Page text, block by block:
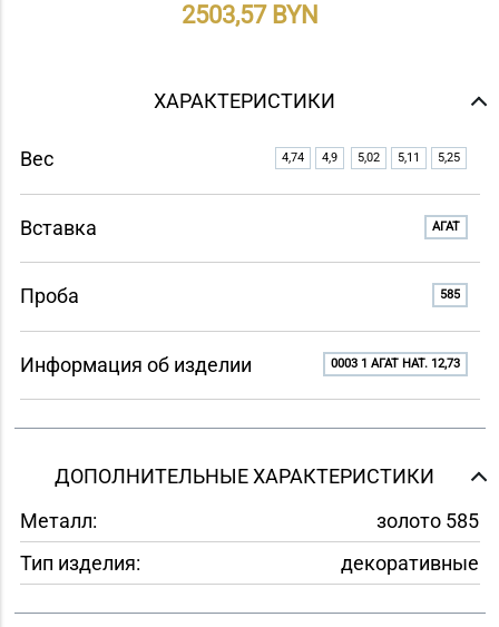
2503,57
ХАРАКТЕРИСТИКИ
Вес 4,74 4,9 5,02 5,11 5,25
Вставка АГАТ
Проба 585
Информация об изделии 0003 1 АГАТ НАТ. 12,73
ДОПОЛНИТЕЛЬНЫЕ ХАРАКТЕРИСТИКИ
Металл:
золото 585
Тип изделия:
декоративные